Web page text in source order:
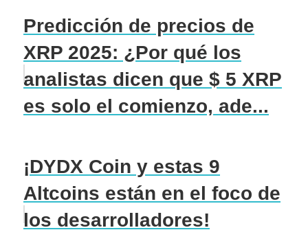
Predicción de precios de
XRP 2025: ¿Por qué los
analistas dicen que $ 5 XRP
es solo el comienzo, ade...
¡DYDX Coin y estas 9
Altcoins están en el foco de
los desarrolladores!